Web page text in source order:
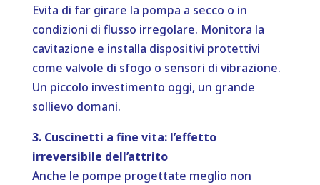
Evita di far girare la pompa a secco o in
condizioni di flusso irregolare. Monitora la
cavitazione e installa dispositivi protettivi
come valvole di sfogo o sensori di vibrazione.
Un piccolo investimento oggi, un grande
sollievo domani.
3. Cuscinetti a fine vita: l’effetto
irreversibile dell’attrito
Anche le pompe progettate meglio non